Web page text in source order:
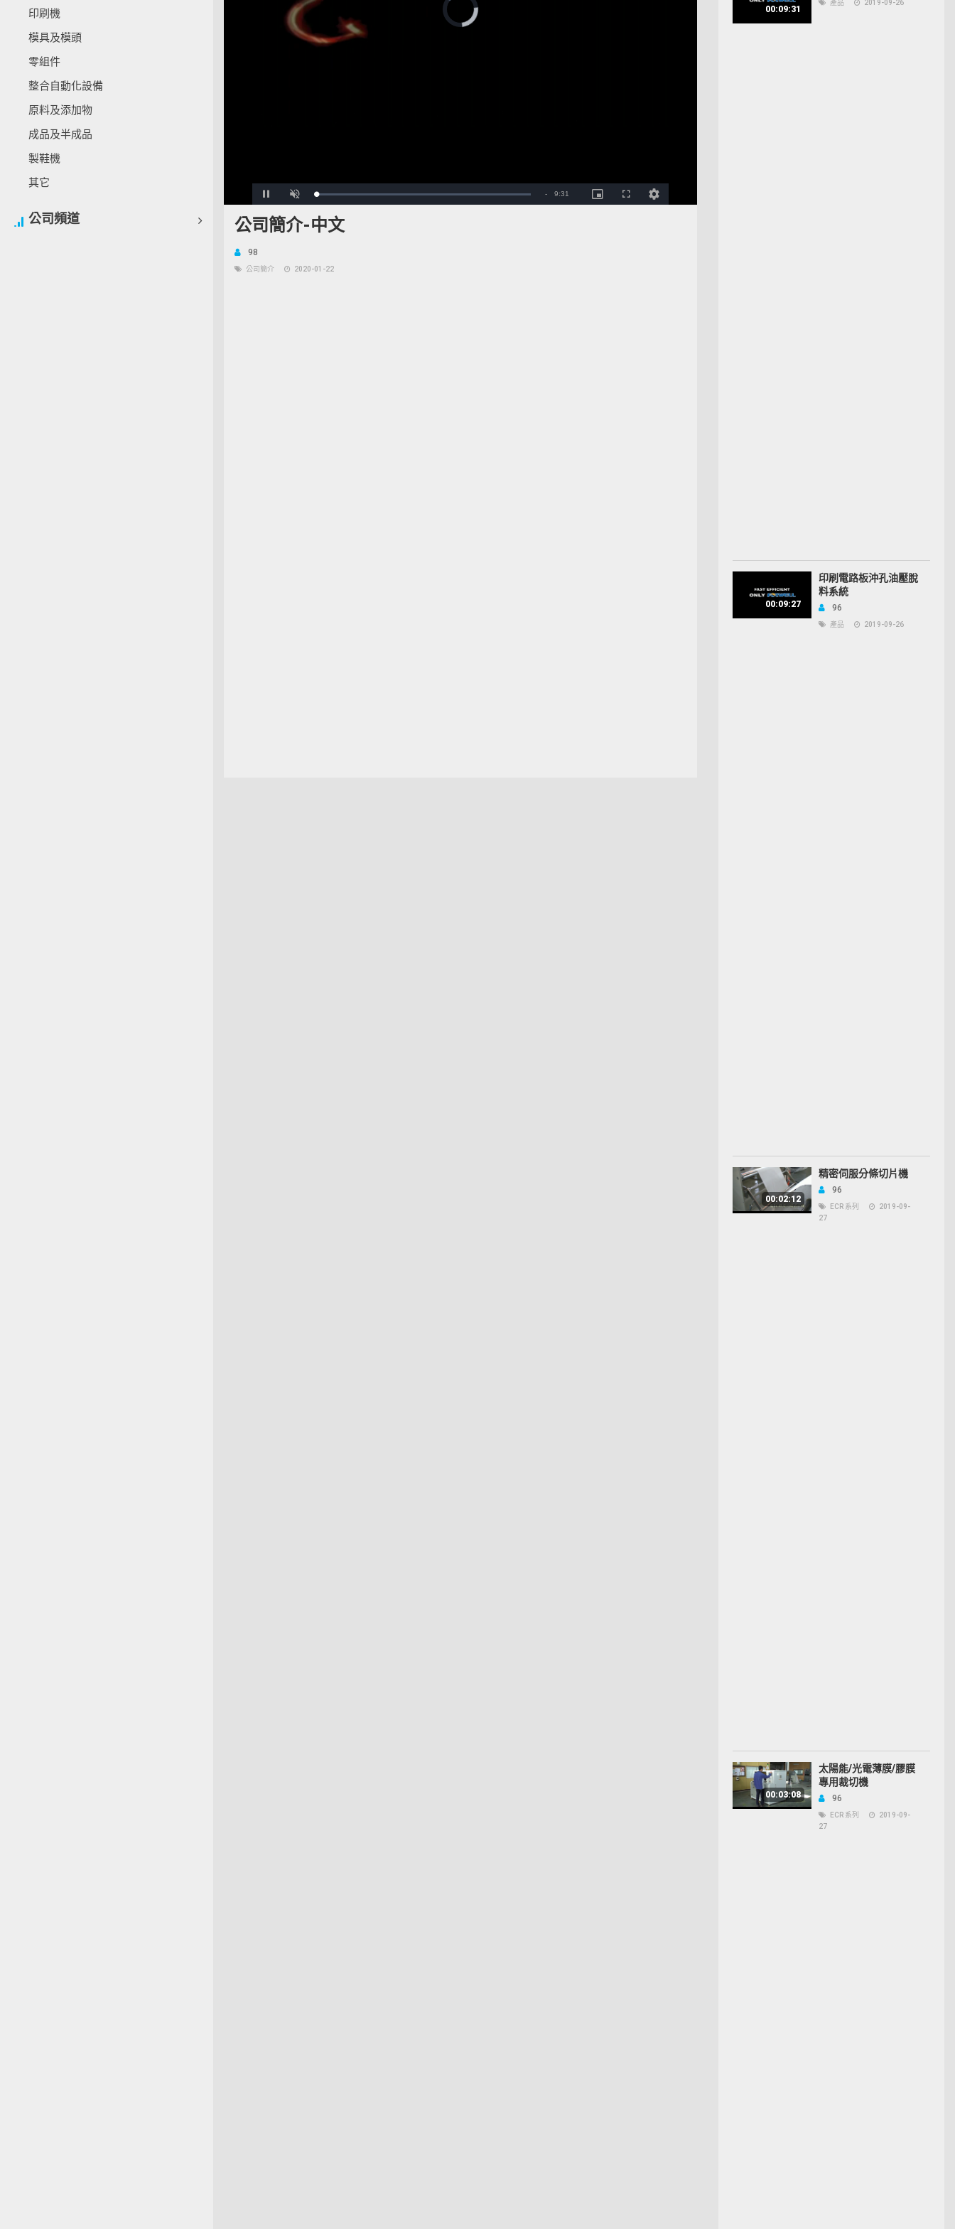
印刷機
模具及模頭
零組件
整合自動化設備
原料及添加物
成品及半成品
製鞋機
其它
公司頻道
Player
is
loading.
Pause UnmuteLoaded
:
0.13%
Remaining
- 9:31
Picture-
in-
Picture
FullscreenOpen
quality
selector
公司簡介-中文
98
公司簡介 2020-01-22
00:09:31
產品 2019-09-26
00:09:27
印刷電路板沖孔油壓脫
料系統
96
產品 2019-09-26
00:02:12
精密伺服分條切片機
96
ECR 系列
2019-09-
27
00:03:08
太陽能/光電薄膜/膠膜
專用裁切機
96
ECR 系列
2019-09-
27